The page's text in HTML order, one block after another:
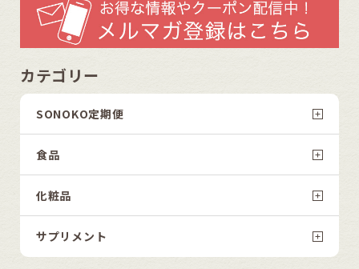
カテゴリー
SONOKO定期便
食品
化粧品
サプリメント